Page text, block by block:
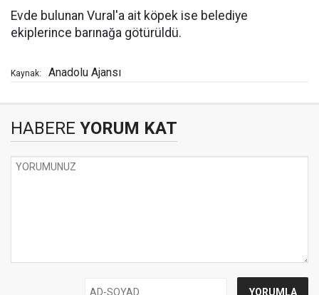
Evde bulunan Vural'a ait köpek ise belediye
ekiplerince barınağa götürüldü.
Kaynak: Anadolu Ajansı
HABERE YORUM KAT